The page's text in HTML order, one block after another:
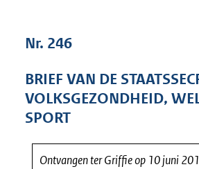
e
:
K
b
Nr. 246
BRIEF VAN DE
VOLKSGEZONDHEID,
SPORT
Ontvangen ter Griffie op 10 juni